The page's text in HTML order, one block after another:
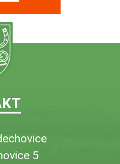
5